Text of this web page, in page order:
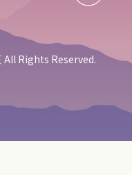
Rights Reserved.